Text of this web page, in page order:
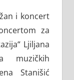
i koncert
za
Ljiljana
muzičkih
Stanišić